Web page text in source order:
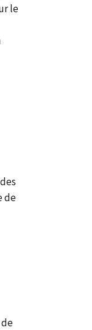
le
de